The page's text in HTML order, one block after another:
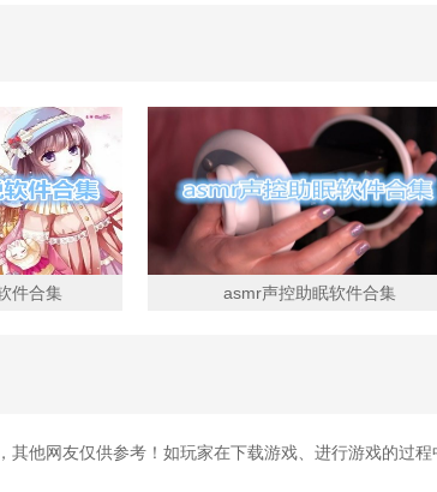
件合集 asmr声控助眠软件合集
他网友仅供参考！如玩家在下载游戏、进行游戏的过